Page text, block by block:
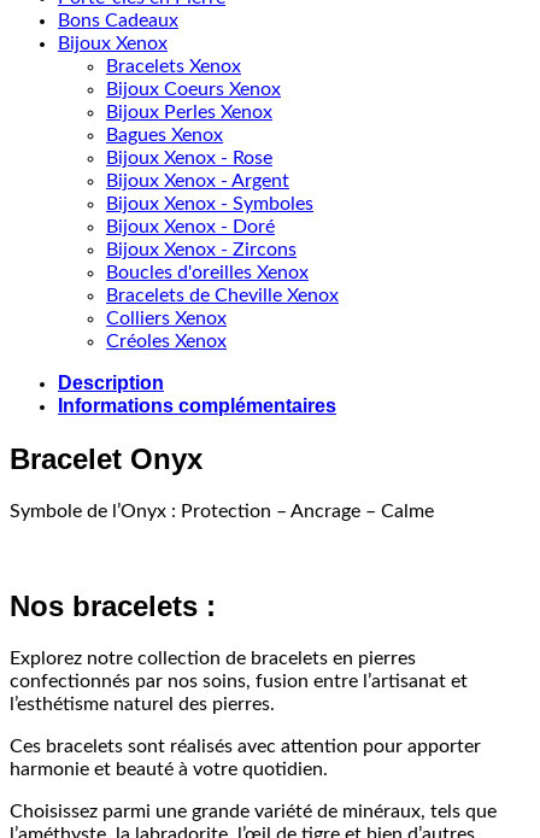
Bons Cadeaux
Bijoux Xenox
Bracelets Xenox
Bijoux Coeurs Xenox
Bijoux Perles Xenox
Bagues Xenox
Bijoux Xenox - Rose
Bijoux Xenox - Argent
Bijoux Xenox - Symboles
Bijoux Xenox - Doré
Bijoux Xenox - Zircons
Boucles d'oreilles Xenox
Bracelets de Cheville Xenox
Colliers Xenox
Créoles Xenox
Description
Informations complémentaires
Bracelet Onyx
Symbole de l’Onyx : Protection – Ancrage – Calme
Nos bracelets :
Explorez notre collection de bracelets en pierres
confectionnés par nos soins, fusion entre l’artisanat et
l’esthétisme naturel des pierres.
Ces bracelets sont réalisés avec attention pour apporter
harmonie et beauté à votre quotidien.
Choisissez parmi une grande variété de minéraux, tels que
l’améthyste, la labradorite, l’œil de tigre et bien d’autres.